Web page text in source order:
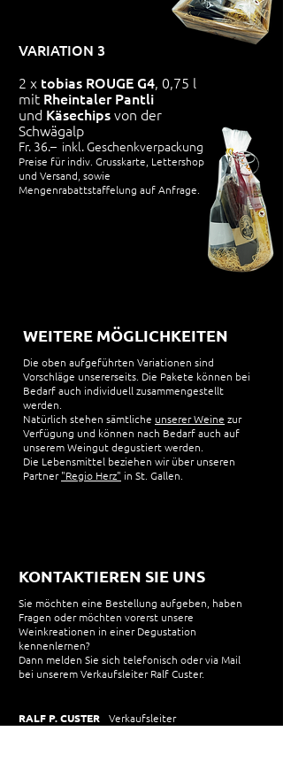
VARIATION 3
2 x tobias ROUGE G4, 0,75 l
mit Rheintaler Pantli
und Käsechipsvon der
Schwägalp
Fr. 36.– inkl. Geschenkverpackung
Preise für indiv. Grusskarte, Lettershop
und Versand, sowie
Mengenrabattstaffelung auf Anfrage.
WEITERE MÖGLICHKEITEN
Die oben aufgeführten Variationen sind
Vorschläge unsererseits. Die Pakete können bei
Bedarf auch individuell zusammengestellt
werden.
Natürlich stehen sämtliche unserer Weine zur
Verfügung und können nach Bedarf auch auf
unserem Weingut degustiert werden.
Die Lebensmittel beziehen wir über unseren
Partner"Regio Herz" in St. Gallen.
KONTAKTIEREN SIE UNS
Sie möchten eine Bestellung aufgeben, haben
Fragen oder möchten vorerst unsere
Weinkreationen in einer Degustation
kennenlernen?
Dann melden Sie sich telefonisch oder via Mail
bei unserem Verkaufsleiter Ralf Custer.
RALF P. CUSTER Verkaufsleiter